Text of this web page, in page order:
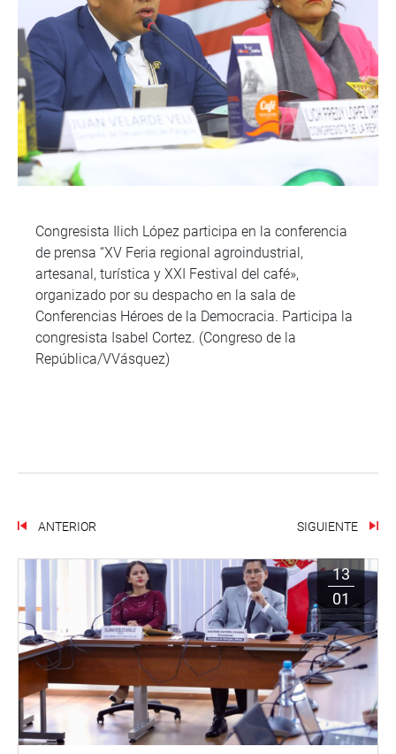
Congresista Ilich López participa en la conferencia
de prensa “XV Feria regional agroindustrial,
artesanal, turística y XXI Festival del café»,
organizado por su despacho en la sala de
Conferencias Héroes de la Democracia. Participa la
congresista Isabel Cortez. (Congreso de la
República/VVásquez)
ANTERIOR SIGUIENTE
13
01